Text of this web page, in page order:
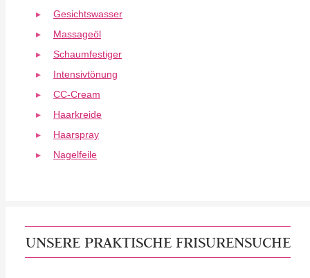
Gesichtswasser
Massageöl
Schaumfestiger
Intensivtönung
CC-Cream
Haarkreide
Haarspray
Nagelfeile
UNSERE PRAKTISCHE FRISURENSUCHE